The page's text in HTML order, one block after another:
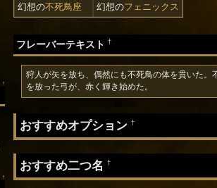
幻想の不死鳥座 幻想のフェニックス
フレーバーテキスト †
狩人が矢を放ち、偶然にも不死鳥の体を貫いた
を放った弓が、赤く輝き始めた。
おすすめオプション †
おすすめ二つ名 †
↑
↑